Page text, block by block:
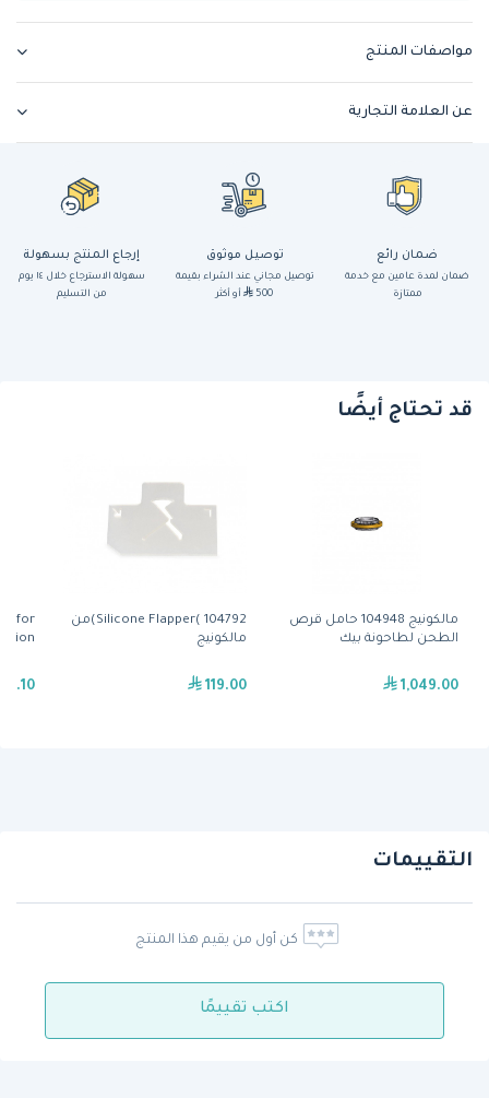
مواصفات المنتج
عن العلامة التجارية
ضمان رائع
ضمان لمدة عامين مع خدمة
ممتازة
توصيل موثوق
توصيل مجاني عند الشراء بقيمة
500
أو أكثر
إرجاع المنتج بسهولة
سهولة الاسترجاع خلال ١٤ يوم
من التسليم
قد تحتاج أيضًا
مالكونيج 104948 حامل قرص
الطحن لطاحونة بيك
1,049.00
Silicone Flapper( 104792)من
مالكونيج
119.00
for
التقييمات
كن أول من يقيم هذا المنتج
اكتب تقييمًا